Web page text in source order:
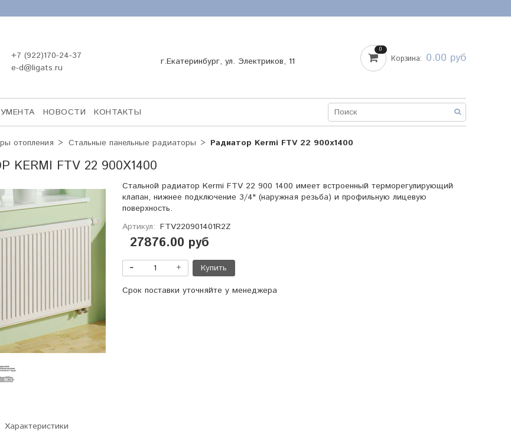
+7 (922)170-24-37
e-d@ligats.ru
г.Екатеринбург, ул. Электриков, 11
0
Корзина: 0.00 руб
НОВОСТИ КОНТАКТЫ
отопления Стальные панельные радиаторы Радиатор Kermi FTV 22 900x1400
KERMI FTV 22 900X1400
Стальной радиатор Kermi FTV 22 900 1400 имеет встроенный терморегулирующий
клапан, нижнее подключение 3/4" (наружная резьба) и профильную лицевую
поверхность.
Артикул: FTV220901401R2Z
27876.00 руб
Купить
Срок поставки уточняйте у менеджера
Характеристики